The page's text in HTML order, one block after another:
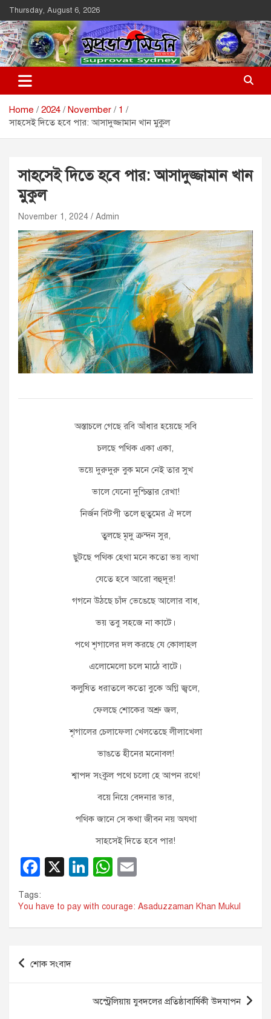
Skip
to
content
Thursday, August 6, 2026
Suprovat Sydney
The Leading Bangladesh Community Newspaper In Australia
Home 2024 November
1
সাহসেই দিতে হবে পার: আসাদুজ্জামান খান মুকুল
সাহসেই দিতে হবে পার: আসাদুজ্জামান খান
মুকুল
November 1, 2024 Admin
অস্তাচলে গেছে রবি আঁধার হয়েছে সবি
চলছে পথিক একা একা,
ভয়ে দুরুদুরু বুক মনে নেই তার সুখ
ভালে যেনো দুশ্চিন্তার রেখা!
নির্জন বিটপী তলে হুতুমের ঐ দলে
তুলছে মৃদু ক্রন্দন সুর,
ছুটছে পথিক হেথা মনে কতো ভয় ব্যথা
যেতে হবে আরো বহুদূর!
গগনে উঠছে চাঁদ ভেঙেছে আলোর বাধ,
ভয় তবু সহজে না কাটে।
পথে শৃগালের দল করছে যে কোলাহল
এলোমেলো চলে মাঠে বাটে।
কলুষিত ধরাতলে কতো বুকে অগ্নি জ্বলে,
ফেলছে শোকের অশ্রু জল,
শৃগালের চেলাফেলা খেলতেছে লীলাখেলা
ভাঙতে হীনের মনোবল!
শ্বাপদ সংকুল পথে চলো হে আপন রথে!
বয়ে নিয়ে বেদনার ভার,
পথিক জানে সে কথা জীবন নয় অযথা
সাহসেই দিতে হবে পার!
F
c
e
o
o
X
Li
k
e
W
at
s
p
ail
Tags:
You have to pay with courage: Asaduzzaman Khan Mukul
Post
navigation
শোক সংবাদ
অস্ট্রেলিয়ায় যুবদলের প্রতিষ্ঠাবার্ষিকী উদযাপন